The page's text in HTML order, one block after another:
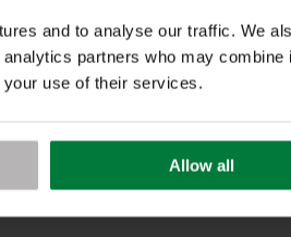
and to analyse our traffic. We
partners who may combine
your use of their services.
Allow all
και του μικροβιώματος,